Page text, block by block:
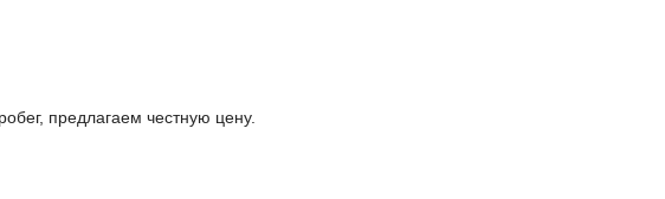
предлагаем честную цену.